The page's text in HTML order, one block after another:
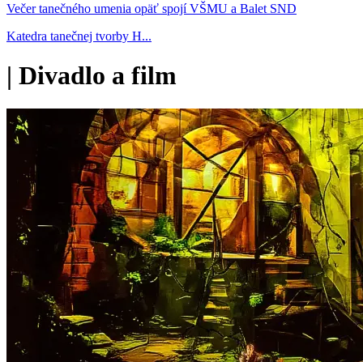
Večer tanečného umenia opäť spojí VŠMU a Balet SND
Katedra tanečnej tvorby H...
| Divadlo a film